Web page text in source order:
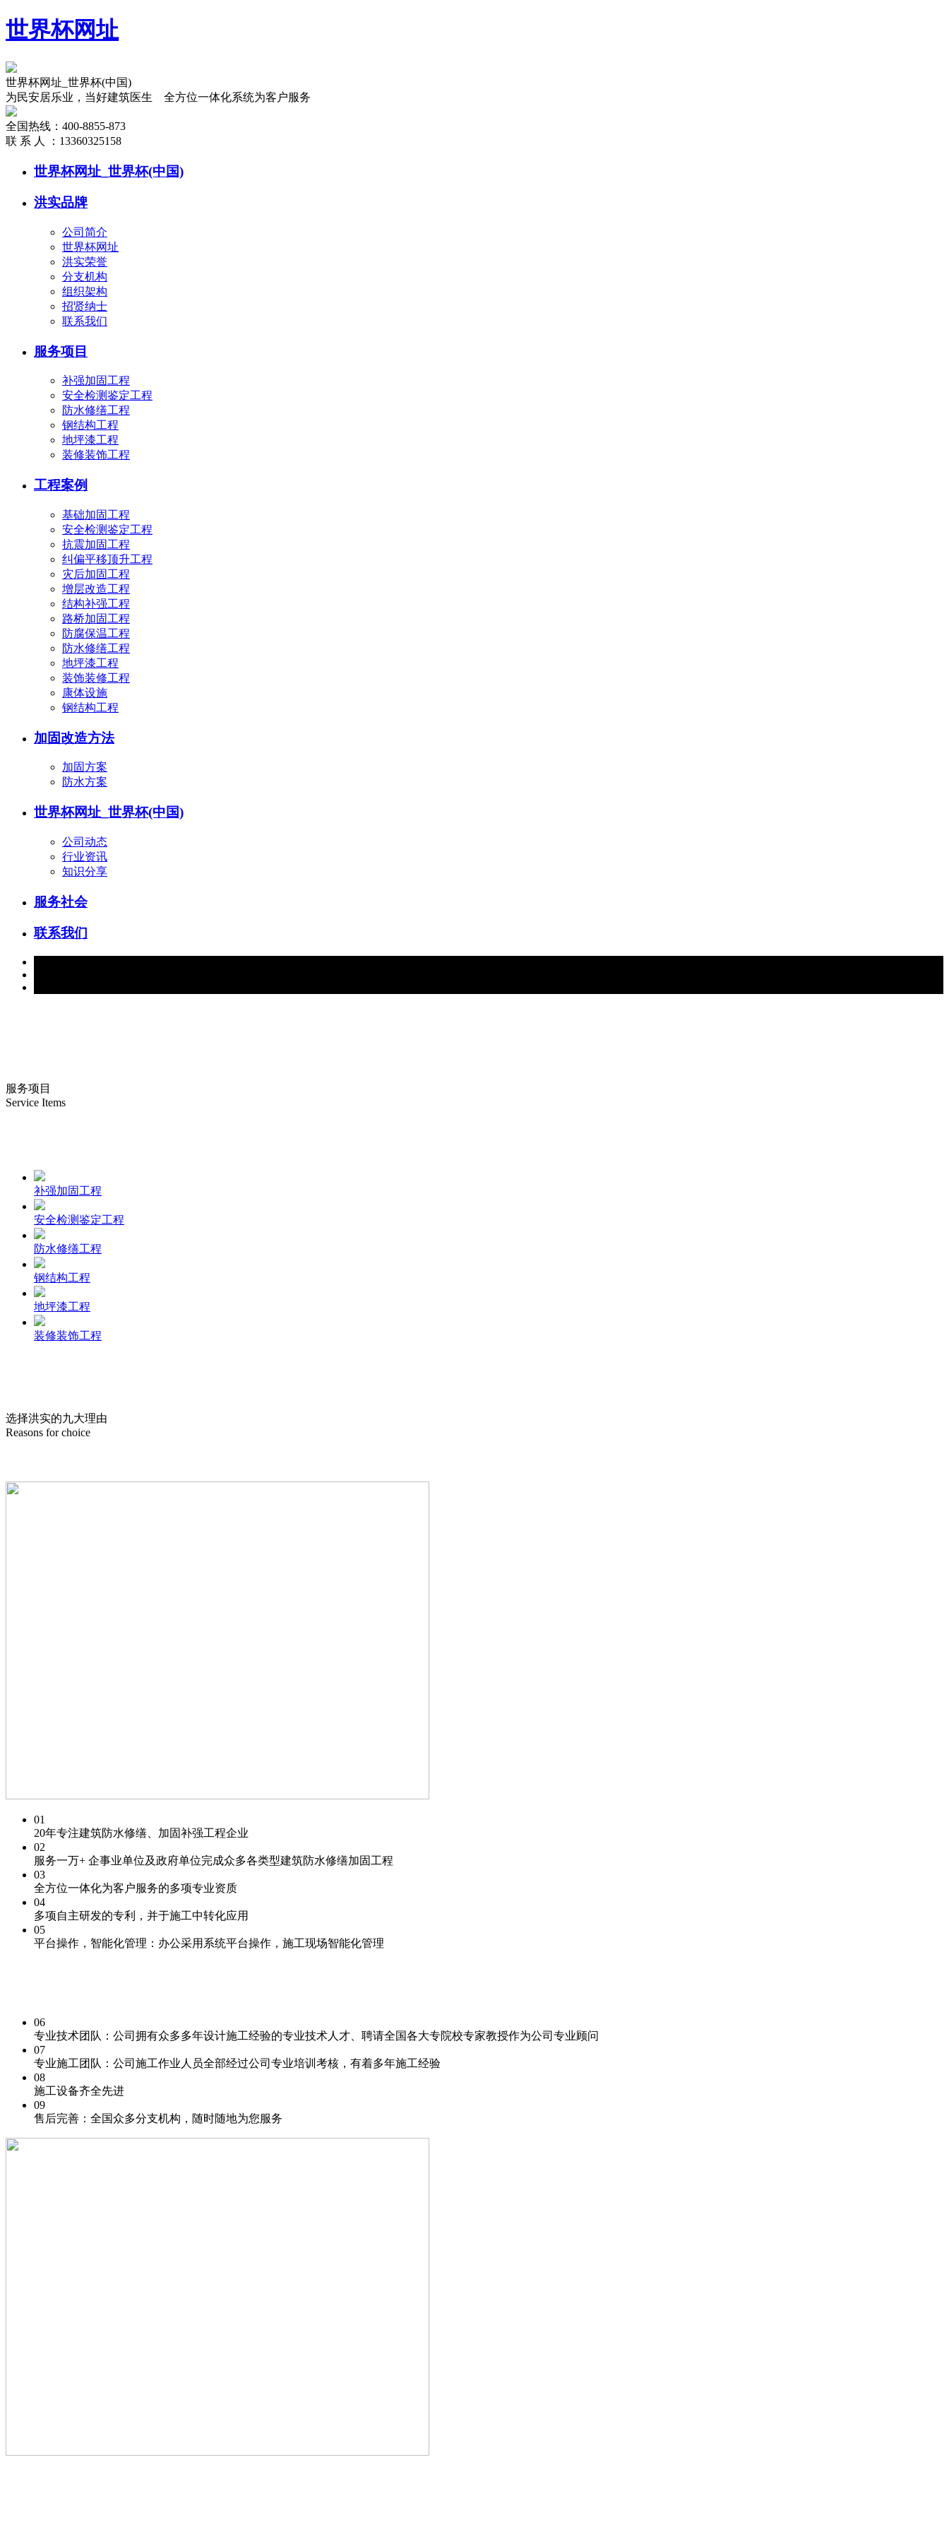
世界杯网址
世界杯网址_世界杯(中国)
为民安居乐业，当好建筑医生 全方位一体化系统为客户服务
全国热线： 400-8855-873
联 系 人 ： 13360325158
世界杯网址_世界杯(中国)
洪实品牌
公司简介
世界杯网址
洪实荣誉
分支机构
组织架构
招贤纳士
联系我们
服务项目
补强加固工程
安全检测鉴定工程
防水修缮工程
钢结构工程
地坪漆工程
装修装饰工程
工程案例
基础加固工程
安全检测鉴定工程
抗震加固工程
纠偏平移顶升工程
灾后加固工程
增层改造工程
结构补强工程
路桥加固工程
防腐保温工程
防水修缮工程
地坪漆工程
装饰装修工程
康体设施
钢结构工程
加固改造方法
加固方案
防水方案
世界杯网址_世界杯(中国)
公司动态
行业资讯
知识分享
服务社会
联系我们
服务项目
Service Items
补强加固工程
安全检测鉴定工程
防水修缮工程
钢结构工程
地坪漆工程
装修装饰工程
选择洪实的九大理由
Reasons for choice
01
20年专注建筑防水修缮、加固补强工程企业
02
服务一万+ 企事业单位及政府单位完成众多各类型建筑防水修缮加固工程
03
全方位一体化为客户服务的多项专业资质
04
多项自主研发的专利
，并于施工中转化应用
05
平台操作， 智能化管理：办公采用系统平台操作，施工现场智能化管理
06
专业技术团队： 公司拥有众多多年设计施工经验的专业技术人才、聘请全国各大专院校专家教授作为公司专业顾问
07
专业施工团队： 公司施工作业人员全部经过公司专业培训考核，有着多年施工经验
08
施工设备齐全先进
09
售后完善： 全国众多分支机构，随时随地为您服务